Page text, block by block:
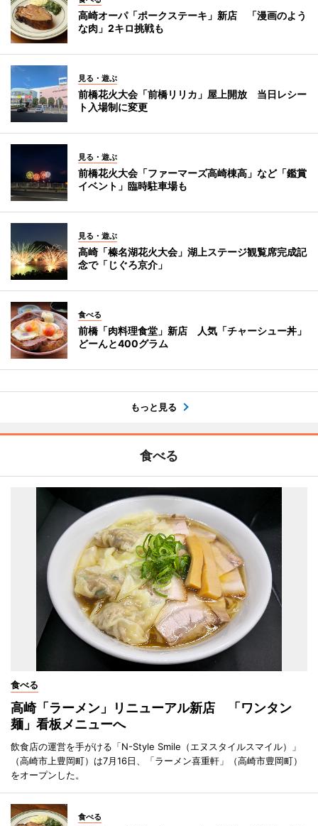
高崎オーパ「ポークステーキ」新店 「漫画のよう
な肉」2キロ挑戦も
見る・遊ぶ
前橋花火大会「前橋リリカ」屋上開放 当日レシー
ト入場制に変更
見る・遊ぶ
前橋花火大会「ファーマーズ高崎棟高」など「鑑賞
イベント」臨時駐車場も
見る・遊ぶ
高崎「榛名湖花火大会」湖上ステージ観覧席完成記
念で「じぐろ京介」
食べる
前橋「肉料理食堂」新店 人気「チャーシュー丼」
どーんと400グラム
もっと見る
食べる
食べる
高崎「ラーメン」リニューアル新店 「ワンタン
麺」看板メニューへ
飲食店の運営を手がける「N-Style Smile（エヌスタイルスマイル）」
（高崎市上豊岡町）は7月16日、「ラーメン喜重軒」（高崎市豊岡町）
をオープンした。
食べる